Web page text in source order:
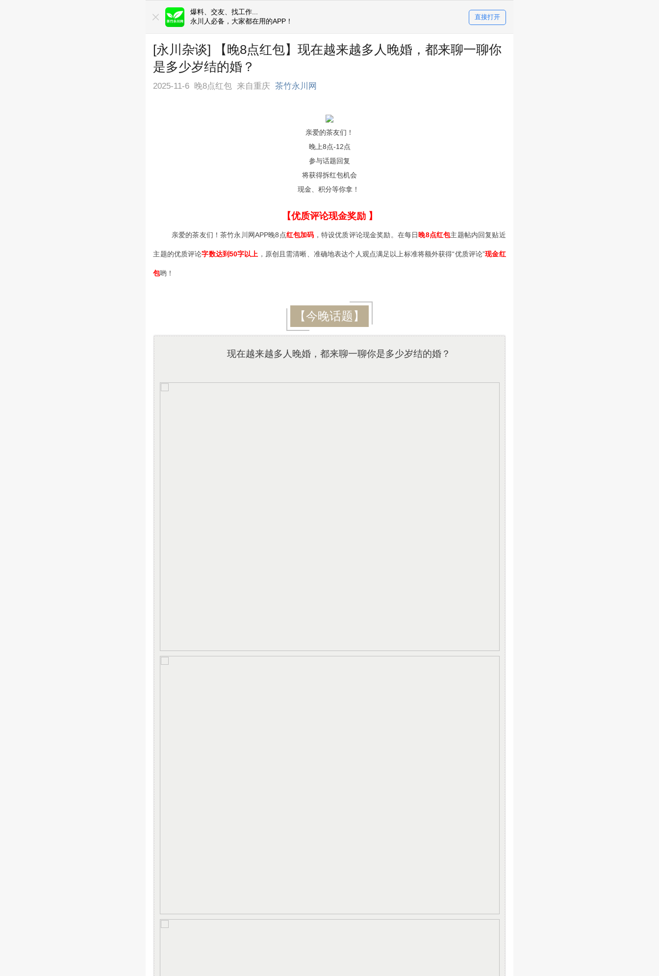
爆料、交友、找工作...
永川人必备，大家都在用的APP！
直接打开
[永川杂谈] 【晚8点红包】现在越来越多人晚婚，都来聊一聊你
是多少岁结的婚？
2025-11-6 晚8点红包 来自重庆 茶竹永川网
亲爱的茶友们！
晚上8点-12点
参与话题回复
将获得拆红包机会
现金、积分等你拿！
【优质评论现金奖励 】
亲爱的茶友们！茶竹永川网APP晚8点红包加码 ，特设优质评论现金奖励。在每日晚8点红包主题帖内回复贴近
主题的优质评论字数达到50字以上 ，原创且需清晰、准确地表达个人观点满足以上标准将额外获得“优质评论”现金红
包哟！
【今晚话题】
现在越来越多人晚婚，都来聊一聊你是多少岁结的婚？